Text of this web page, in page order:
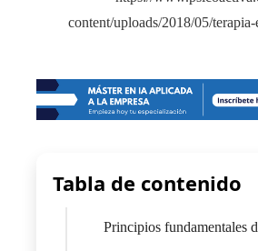
Tabla de contenido
Principios fundamentales